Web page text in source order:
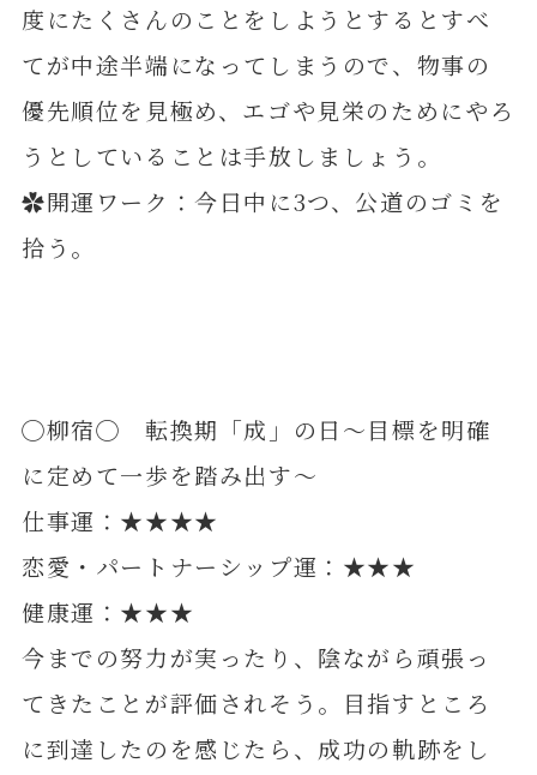
度にたくさんのことをしようとするとすべ
てが中途半端になってしまうので、物事の
優先順位を見極め、エゴや見栄のためにやろ
うとしていることは手放しましょう。
✿開運ワーク：今日中に3つ、公道のゴミを
拾う。
◯柳宿◯ 転換期「成」の日～目標を明確
に定めて一歩を踏み出す～
仕事運：★★★★
恋愛・パートナーシップ運：★★★
健康運：★★★
今までの努力が実ったり、陰ながら頑張っ
てきたことが評価されそう。目指すところ
に到達したのを感じたら、成功の軌跡をし